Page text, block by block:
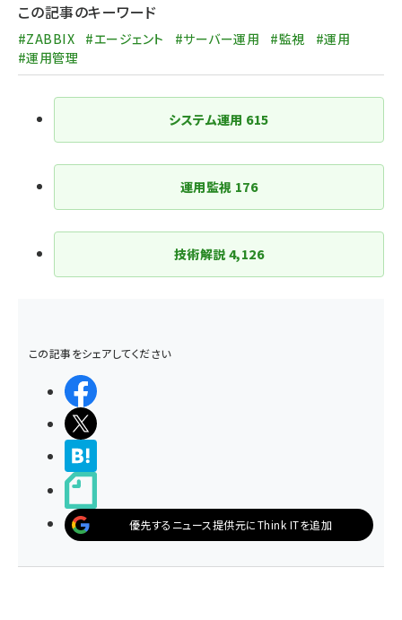
送
この記事のキーワード
#ZABBIX #エージェント #サーバー運用 #監視
#運用
#運用管理
システム運用 615
運用監視 176
技術解説 4,126
この記事をシェアしてください
優先するニュース提供元にThink ITを追加